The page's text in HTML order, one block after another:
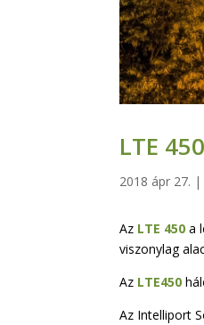
LTE
2018 ápr 27. |
Az LTE 450 a
viszonylag
Az LTE450
Az Intelliport